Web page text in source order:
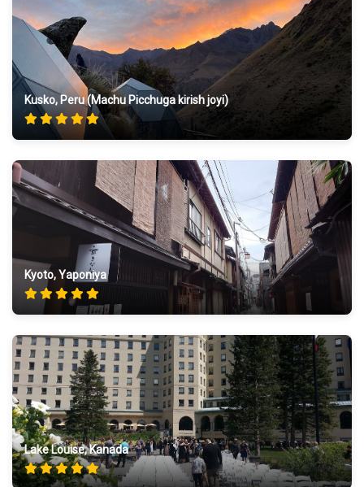
Kusko, Peru (Machu Picchuga kirish joyi)
Kyoto, Yaponiya
Lake Louise, Kanada